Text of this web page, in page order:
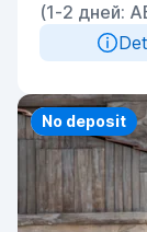
(1-2 дней:
Priority
No deposit